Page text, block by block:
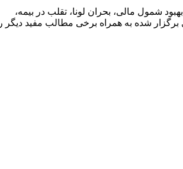
۱۹، مطالبی از جمله توسعه و بهبود شمول مالی، بحران لونا، تقلب در بیمه،
شده به همراه برخی مطالب مفید دیگر را